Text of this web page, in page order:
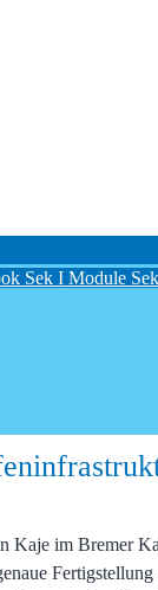
Sek I Module
Kaje im Bremer